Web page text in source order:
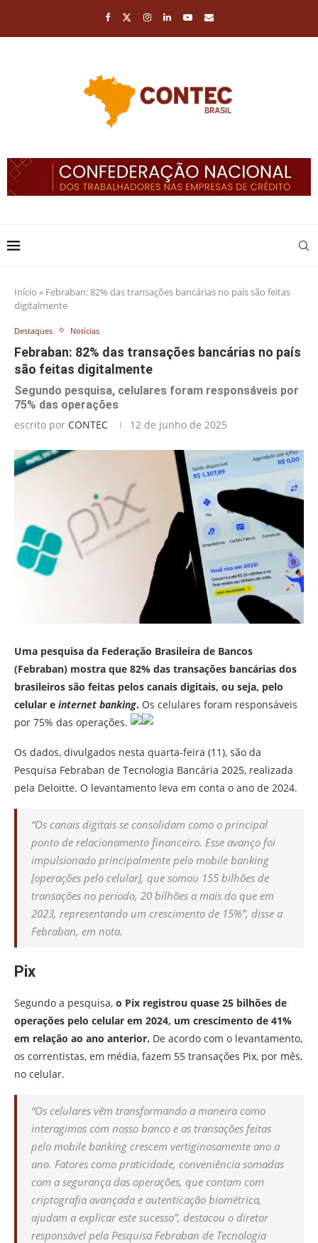
Início » Febraban: 82% das transações bancárias no país são feitas
digitalmente
Destaques Notícias
Febraban: 82% das transações bancárias no país
são feitas digitalmente
Segundo pesquisa, celulares foram responsáveis por
75% das operações
escrito por CONTEC 12 de junho de 2025
Uma pesquisa da Federação Brasileira de Bancos
(Febraban) mostra que 82% das transações bancárias dos
brasileiros são feitas pelos canais digitais, ou seja, pelo
celular e internet banking. Os celulares foram responsáveis
por 75% das operações.
Os dados, divulgados nesta quarta-feira (11), são da
Pesquisa Febraban de Tecnologia Bancária 2025, realizada
pela Deloitte. O levantamento leva em conta o ano de 2024.
“Os canais digitais se consolidam como o principal
ponto de relacionamento financeiro. Esse avanço foi
impulsionado principalmente pelo mobile banking
[operações pelo celular], que somou 155 bilhões de
transações no período, 20 bilhões a mais do que em
2023, representando um crescimento de 15%”, disse a
Febraban, em nota.
Pix
Segundo a pesquisa, o Pix registrou quase 25 bilhões de
operações pelo celular em 2024, um crescimento de 41%
em relação ao ano anterior. De acordo com o levantamento,
os correntistas, em média, fazem 55 transações Pix, por mês,
no celular.
“Os celulares vêm transformando a maneira como
interagimos com nosso banco e as transações feitas
pelo mobile banking crescem vertiginosamente ano a
ano. Fatores como praticidade, conveniência somadas
com a segurança das operações, que contam com
criptografia avançada e autenticação biométrica,
ajudam a explicar este sucesso”, destacou o diretor
responsável pela Pesquisa Febraban de Tecnologia